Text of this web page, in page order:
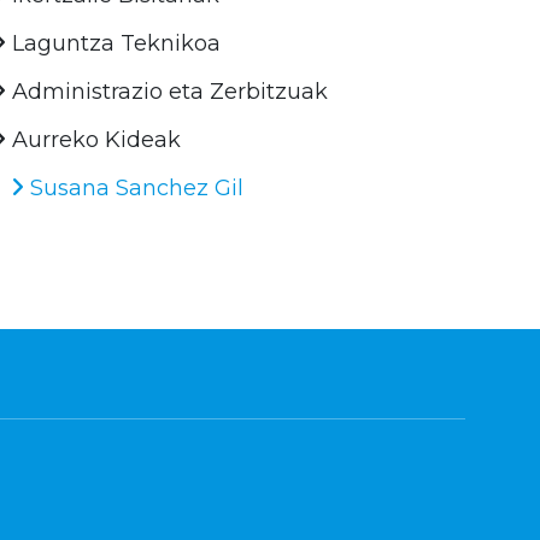
Laguntza Teknikoa
Administrazio eta Zerbitzuak
Aurreko Kideak
Susana Sanchez Gil